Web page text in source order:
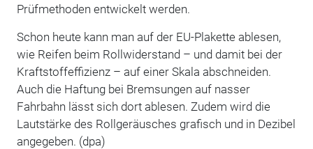
Prüfmethoden entwickelt werden.
Schon heute kann man auf der EU-Plakette ablesen,
wie Reifen beim Rollwiderstand – und damit bei der
Kraftstoffeffizienz – auf einer Skala abschneiden.
Auch die Haftung bei Bremsungen auf nasser
Fahrbahn lässt sich dort ablesen. Zudem wird die
Lautstärke des Rollgeräusches grafisch und in Dezibel
angegeben. (dpa)